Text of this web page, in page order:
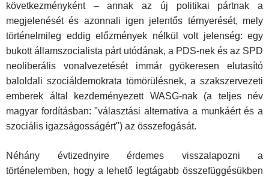
következményként – annak az új politikai pártnak a
megjelenését és azonnali igen jelentős térnyerését, mely
történelmileg eddig előzmények nélkül volt jelenség: egy
bukott államszocialista párt utódának, a PDS-nek és az SPD
neoliberális vonalvezetését immár gyökeresen elutasító
baloldali szociáldemokrata tömörülésnek, a szakszervezeti
emberek által kezdeményezett WASG-nak (a teljes név
magyar fordításban: "választási alternatíva a munkáért és a
szociális igazságosságért") az összefogását.
Néhány évtizednyire érdemes visszalapozni a
történelemben, hogy a lehető legtágabb összefüggésükben